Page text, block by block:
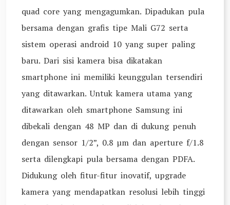
quad core yang mengagumkan. Dipadukan pula
bersama dengan grafis tipe Mali G72 serta
sistem operasi android 10 yang super paling
baru. Dari sisi kamera bisa dikatakan
smartphone ini memiliki keunggulan tersendiri
yang ditawarkan. Untuk kamera utama yang
ditawarkan oleh smartphone Samsung ini
dibekali dengan 48 MP dan di dukung penuh
dengan sensor 1/2”, 0.8 µm dan aperture f/1.8
serta dilengkapi pula bersama dengan PDFA.
Didukung oleh fitur-fitur inovatif, upgrade
kamera yang mendapatkan resolusi lebih tinggi